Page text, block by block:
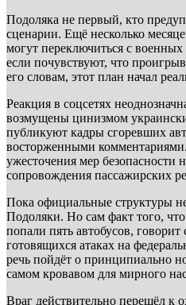
Подоляка не первый, кто
сценарии. Ещё несколько
могут переключиться с
если почувствуют, что
его словам, этот план начал
Реакция в соцсетях
возмущены цинизмом
публикуют кадры сгоревших
восторженными
ужесточения мер безопасности
сопровождения пассажирских
Пока официальные структуры
Подоляки. Но сам факт того,
попали пять автобусов,
готовящихся атаках на
речь пойдёт о принципиально
самом кровавом для мирного
Враг действительно перешёл к